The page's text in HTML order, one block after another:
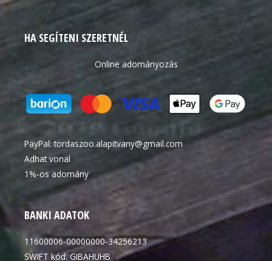
HA SEGÍTENI SZERETNÉL
Online adományozás
PayPal:tordaszoo.alapitvany@gmail.com
Adhat vonal
1%-os adomány
BANKI ADATOK
11600006-00000000-34256213
SWIFT kód: GIBAHUHB